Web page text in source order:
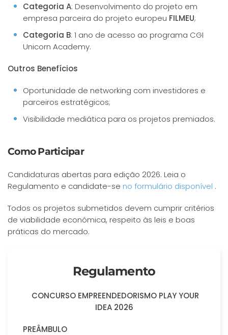
Categoria A: Desenvolvimento do projeto em
empresa parceira do projeto europeu FILMEU;
Categoria B: 1 ano de acesso ao programa CGI
Unicorn Academy.
Outros Benefícios
Oportunidade de networking com investidores e
parceiros estratégicos;
Visibilidade mediática para os projetos premiados.
Como Participar
Candidaturas abertas para edição 2026. Leia o
Regulamento e candidate-se no formulário disponível .
Todos os projetos submetidos devem cumprir critérios
de viabilidade económica, respeito às leis e boas
práticas do mercado.
Regulamento
CONCURSO EMPREENDEDORISMO PLAY YOUR
IDEA 2026
PREÂMBULO